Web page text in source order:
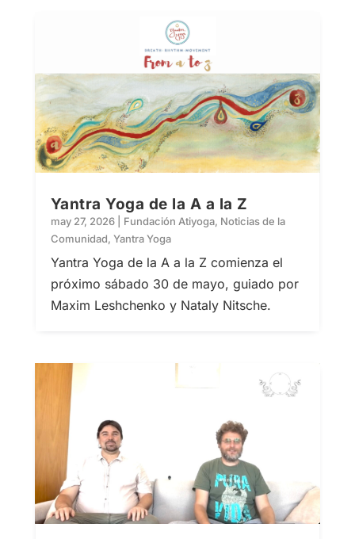
Yantra Yoga de la A a la Z
may 27, 2026| Fundación Atiyoga, Noticias de la
Comunidad, Yantra Yoga
Yantra Yoga de la A a la Z comienza el
próximo sábado 30 de mayo, guiado por
Maxim Leshchenko y Nataly Nitsche.